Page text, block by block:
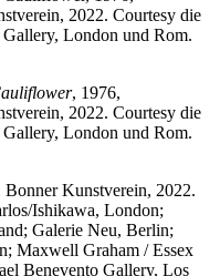
, 1976,
2022. Courtesy die
London und Rom.